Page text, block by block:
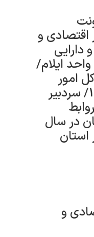
اقتصادی و
دارایی
واحد ایلام/
امور
اقتصادی و دارایی از سال 1393/سردبیر هفته نامه ایلامیان خبر از سال 1397/ سردبیر
روابط
در سال
استان
و